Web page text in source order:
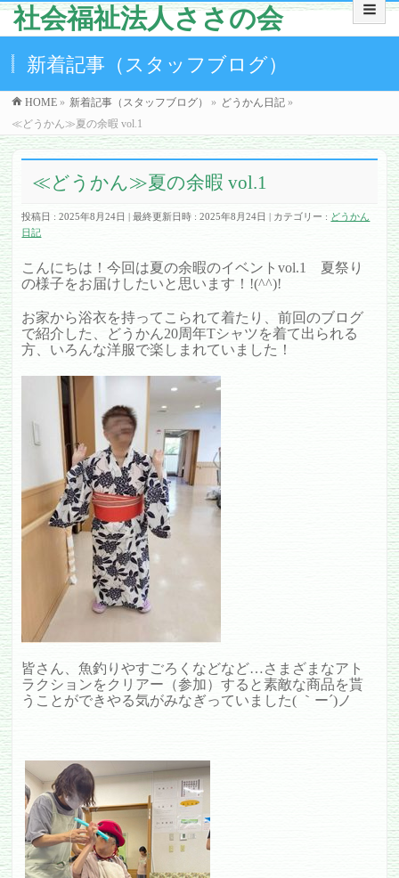
社会福祉法人ささの会
新着記事（スタッフブログ）
HOME » 新着記事（スタッフブログ） » どうかん日記 »
≪どうかん≫夏の余暇 vol.1
≪どうかん≫夏の余暇 vol.1
投稿日 : 2025年8月24日 最終更新日時 : 2025年8月24日 カテゴリー : どうかん
日記
こんにちは！今回は夏の余暇のイベントvol.1 夏祭り
の様子をお届けしたいと思います！!(^^)!
お家から浴衣を持ってこられて着たり、前回のブログ
で紹介した、どうかん20周年Tシャツを着て出られる
方、いろんな洋服で楽しまれていました！
皆さん、魚釣りやすごろくなどなど…さまざまなアト
ラクションをクリアー（参加）すると素敵な商品を貰
うことができやる気がみなぎっていました( ｀ー´)ノ